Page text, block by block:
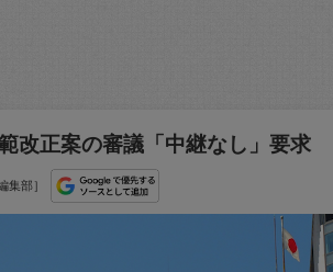
改正案の審議「中継なし」要求
集部］